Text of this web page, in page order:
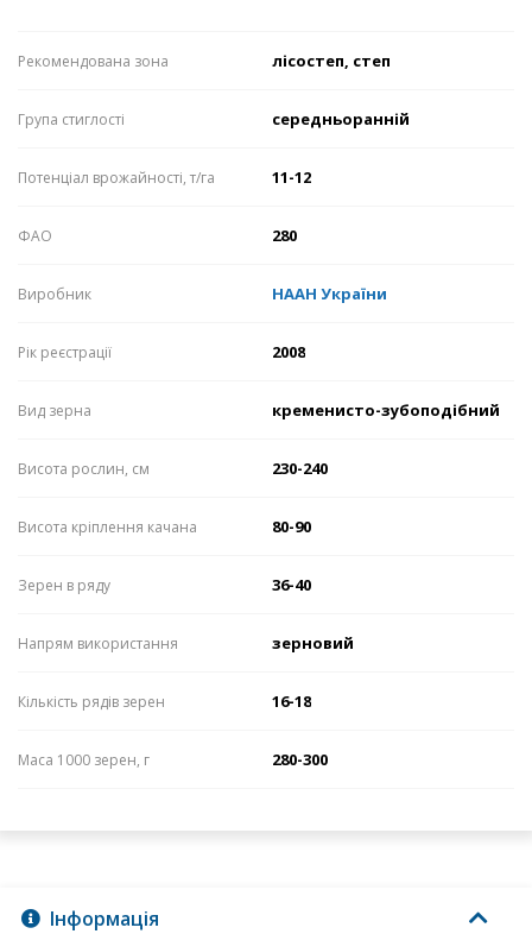
Рекомендована зона лісостеп, степ
Група стиглості середньоранній
Потенціал врожайності, т/га 11-12
ФАО 280
Виробник НААН України
Рік реєстрації 2008
Вид зерна кременисто-зубоподібний
Висота рослин, см 230-240
Висота кріплення качана 80-90
Зерен в ряду 36-40
Напрям використання зерновий
Кількість рядів зерен 16-18
Маса 1000 зерен, г 280-300
Інформація